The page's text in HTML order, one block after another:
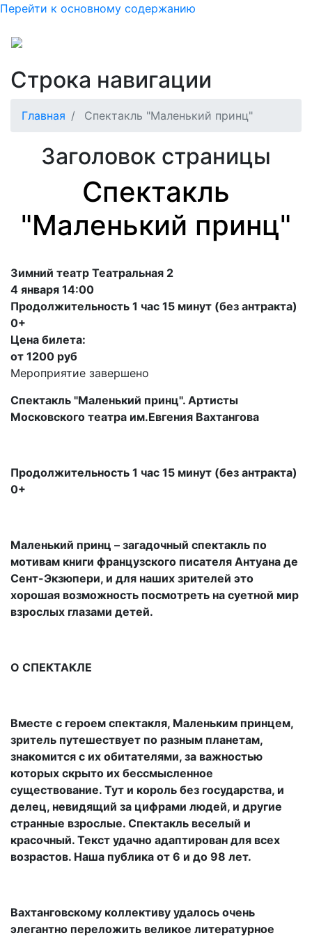
Перейти к основному содержанию
Строка навигации
Главная Спектакль "Маленький принц"
Заголовок страницы
Спектакль
"Маленький принц"
Зимний театр Театральная 2
4 января 14:00
Продолжительность 1 час 15 минут (без антракта)
0+
Цена билета:
от 1200 руб
Мероприятие завершено
Спектакль "Маленький принц". Артисты
Московского театра им.Евгения Вахтангова
Продолжительность 1 час 15 минут (без антракта)
0+
Маленький принц – загадочный спектакль по
мотивам книги французского писателя Антуана де
Сент-Экзюпери, и для наших зрителей это
хорошая возможность посмотреть на суетной мир
взрослых глазами детей.
О СПЕКТАКЛЕ
Вместе с героем спектакля, Маленьким принцем,
зритель путешествует по разным планетам,
знакомится с их обитателями, за важностью
которых скрыто их бессмысленное
существование. Тут и король без государства, и
делец, невидящий за цифрами людей, и другие
странные взрослые. Спектакль веселый и
красочный. Текст удачно адаптирован для всех
возрастов. Наша публика от 6 и до 98 лет.
Вахтанговскому коллективу удалось очень
элегантно переложить великое литературное